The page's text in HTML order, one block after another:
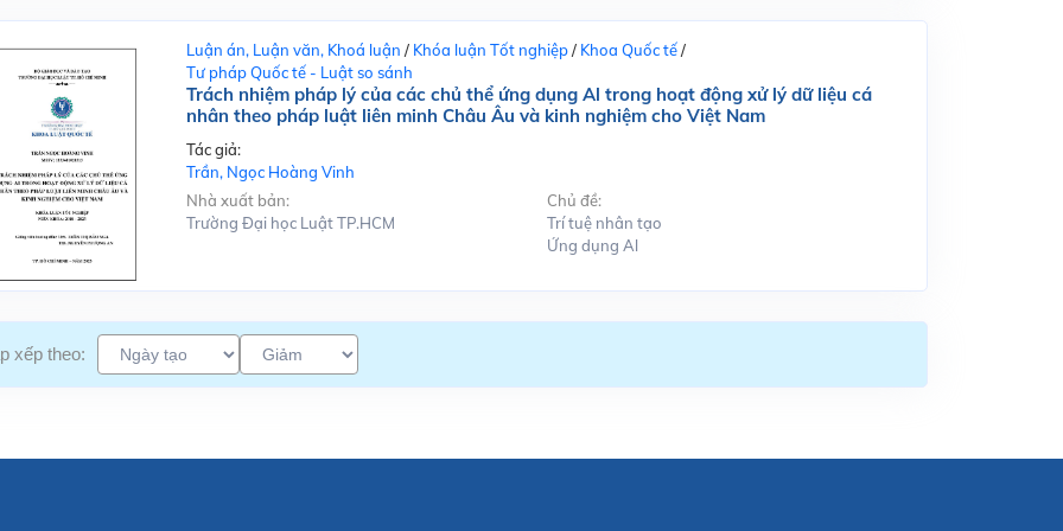
Luận án, Luận văn, Khoá luận / Khóa luận Tốt nghiệp/ Khoa Quốc tế/
Tư pháp Quốc tế - Luật so sánh
Trách nhiệm pháp lý của các chủ thể ứng dụng Al trong hoạt động xử lý dữ liệu cá
nhân theo pháp luật liên minh Châu Âu và kinh nghiệm cho Việt Nam
Tác giả:
Trần, Ngọc Hoàng Vinh
Nhà xuất bản:
Trường Đại học Luật TP.HCM
Chủ đề:
Trí tuệ nhân tạo
Ứng dụng Al
xếp theo: